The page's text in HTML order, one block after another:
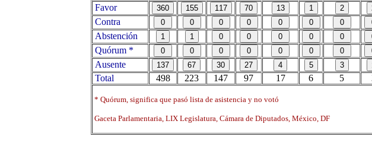
Favor
Contra
Abstención
Quórum *
Ausente
Total
498 223 147 97 17 6 5
* Quórum, significa que pasó lista de asistencia y no votó
Gaceta Parlamentaria, LIX Legislatura, Cámara de Diputados, México, DF